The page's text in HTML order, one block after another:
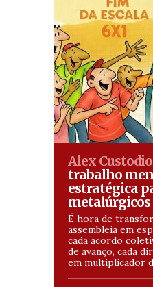
Alex Custodio
trabalho
estratégica
metalúrgicos
É hora de
assembleia em
cada acordo
de avanço, cada
em multiplicador